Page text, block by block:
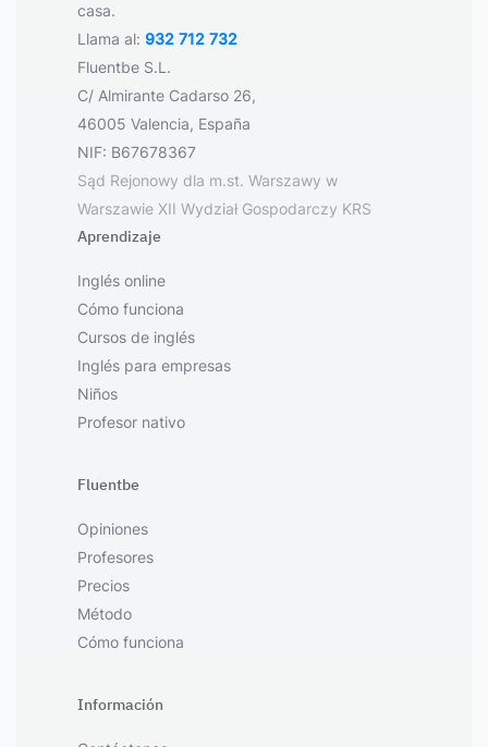
casa.
Llama al: 932 712 732
Fluentbe S.L.
C/ Almirante Cadarso 26,
46005 Valencia, España
NIF: B67678367
Sąd Rejonowy dla m.st. Warszawy w
Warszawie XII Wydział Gospodarczy KRS
Aprendizaje
Inglés online
Cómo funciona
Cursos de inglés
Inglés para empresas
Niños
Profesor nativo
Fluentbe
Opiniones
Profesores
Precios
Método
Cómo funciona
Información